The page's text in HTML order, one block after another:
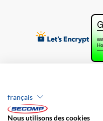
français
Nous utilisons des cookies